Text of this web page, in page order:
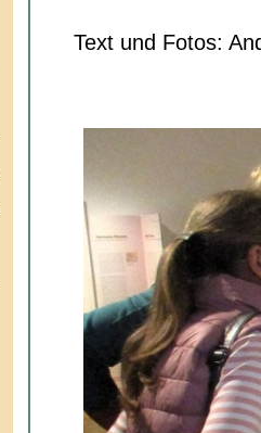
Text und Fotos: